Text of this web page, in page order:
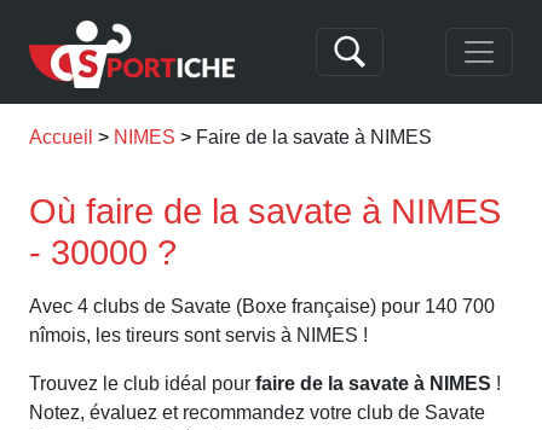
Accueil NIMES Faire de la savate à NIMES
Où faire de la savate à NIMES
- 30000 ?
Avec 4 clubs de Savate (Boxe française) pour 140 700
nîmois, les tireurs sont servis à NIMES !
Trouvez le club idéal pour faire de la savate à NIMES !
Notez, évaluez et recommandez votre club de Savate